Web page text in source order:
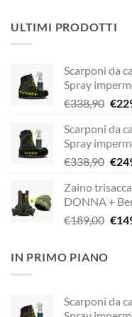
ULTIMI PRODOTTI
Scarponi da
Spray
€338,90 Il
era:
€
Scarponi da
Spray
€338,90 Il
era:
€
Zaino
DONNA +
€189,00 Il
€
IN PRIMO PIANO
Scarponi da